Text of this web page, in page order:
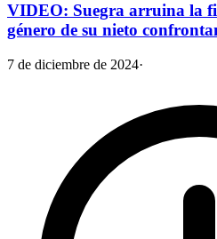
VIDEO: Suegra arruina la
género de su nieto
7 de diciembre de 2024·